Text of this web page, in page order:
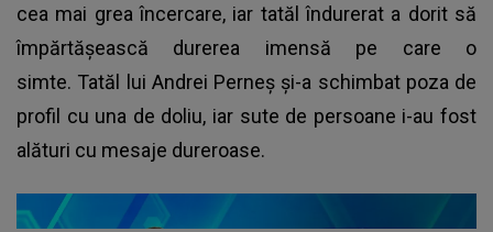
cea mai grea încercare, iar tatăl îndurerat a dorit să
împărtășească durerea imensă pe care o
simte. Tatăl lui Andrei Perneș și-a schimbat poza de
profil cu una de doliu, iar sute de persoane i-au fost
alături cu mesaje dureroase.